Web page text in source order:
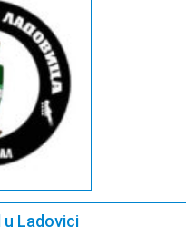
u Ladovici